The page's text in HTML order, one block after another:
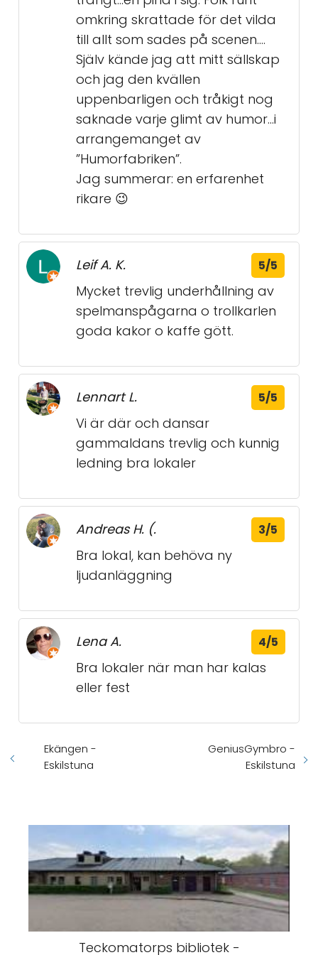
omkring skrattade för det vilda
till allt som sades på scenen....
Själv kände jag att mitt sällskap
och jag den kvällen
uppenbarligen och tråkigt nog
saknade varje glimt av humor...i
arrangemanget av
”Humorfabriken”.
Jag summerar: en erfarenhet
rikare 😉
Leif A. K. 5/5
Mycket trevlig underhållning av
spelmanspågarna o trollkarlen
goda kakor o kaffe gött.
Lennart L. 5/5
Vi är där och dansar
gammaldans trevlig och kunnig
ledning bra lokaler
Andreas H. (. 3/5
Bra lokal, kan behöva ny
ljudanläggning
Lena A. 4/5
Bra lokaler när man har kalas
eller fest
Ekängen -
Eskilstuna
GeniusGymbro -
Eskilstuna
Teckomatorps bibliotek -